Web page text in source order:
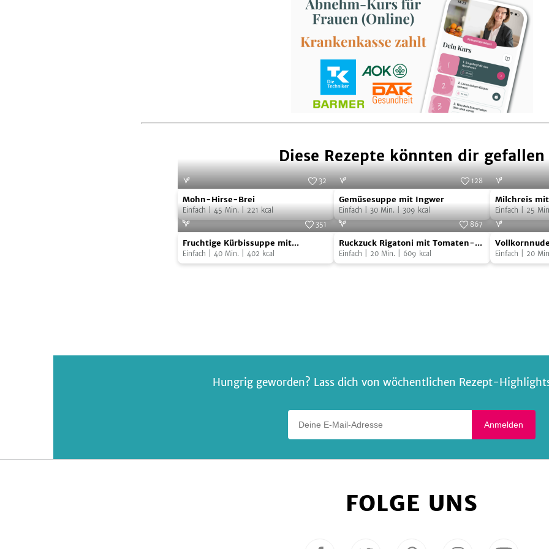
Diese Rezepte könnten dir gefallen
Mohn-
Hirse-
Brei
32
Mohn-Hirse-Brei
Einfach|45 Min.|221kcal
Gemüsesuppe
mit
Ingwer
128
Gemüsesuppe mit Ingwer
Einfach|30 Min.|309kcal
Milchreis
mit
und
gerösteten
Haselnüssen
Milchreis
gerösteten
Einfach|25
Fruchtige
Kürbissuppe
mit
Foto:
351
Fruchtige Kürbissuppe mit
Graupen-Pilz-Topping
Einfach 40 Min. 402 kcal
Ruckzuck
Rigatoni
mit
867
Ruckzuck Rigatoni mit Tomaten-
Erbsen-Soße
Einfach 20 Min. 609 kcal
mit
Auberginen
und
Einfach 20
Hungrig geworden? Lass dich von wöchentlichen Rezept-
Anmelden
FOLGE UNS